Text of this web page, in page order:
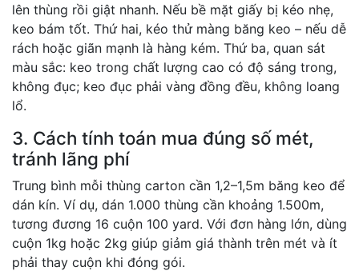
lên thùng rồi giật nhanh. Nếu bề mặt giấy bị kéo nhẹ,
keo bám tốt. Thứ hai, kéo thử màng băng keo – nếu dễ
rách hoặc giãn mạnh là hàng kém. Thứ ba, quan sát
màu sắc: keo trong chất lượng cao có độ sáng trong,
không đục; keo đục phải vàng đồng đều, không loang
lổ.
3. Cách tính toán mua đúng số mét,
tránh lãng phí
Trung bình mỗi thùng carton cần 1,2–1,5m băng keo để
dán kín. Ví dụ, dán 1.000 thùng cần khoảng 1.500m,
tương đương 16 cuộn 100 yard. Với đơn hàng lớn, dùng
cuộn 1kg hoặc 2kg giúp giảm giá thành trên mét và ít
phải thay cuộn khi đóng gói.